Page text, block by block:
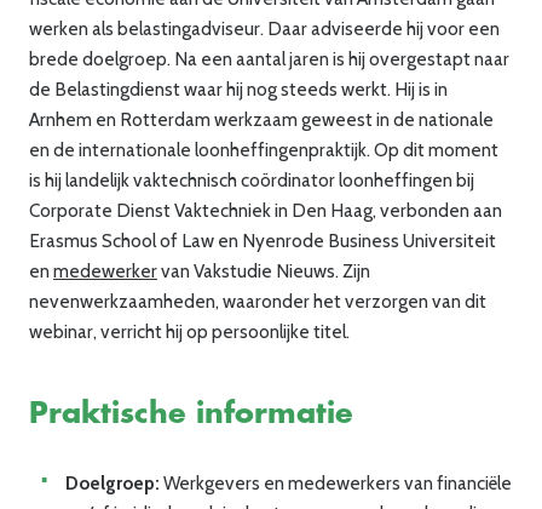
werken als belastingadviseur. Daar adviseerde hij voor een
brede doelgroep. Na een aantal jaren is hij overgestapt naar
de Belastingdienst waar hij nog steeds werkt. Hij is in
Arnhem en Rotterdam werkzaam geweest in de nationale
en de internationale loonheffingenpraktijk. Op dit moment
is hij landelijk vaktechnisch coördinator loonheffingen bij
Corporate Dienst Vaktechniek in Den Haag, verbonden aan
Erasmus School of Law en Nyenrode Business Universiteit
en medewerkervan Vakstudie Nieuws. Zijn
nevenwerkzaamheden, waaronder het verzorgen van dit
webinar, verricht hij op persoonlijke titel.
Praktische informatie
Doelgroep: Werkgevers en medewerkers van financiële